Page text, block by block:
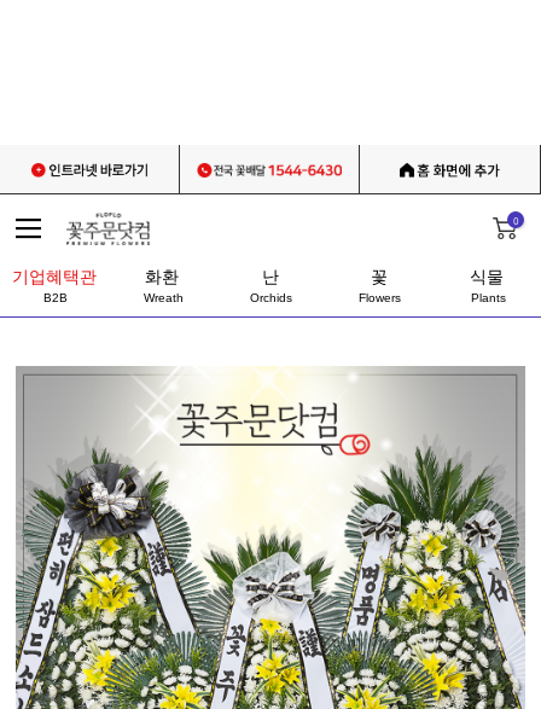
0
기업혜택관
B2B
화환
Wreath
난
Orchids
꽃
Flowers
식물
Plants